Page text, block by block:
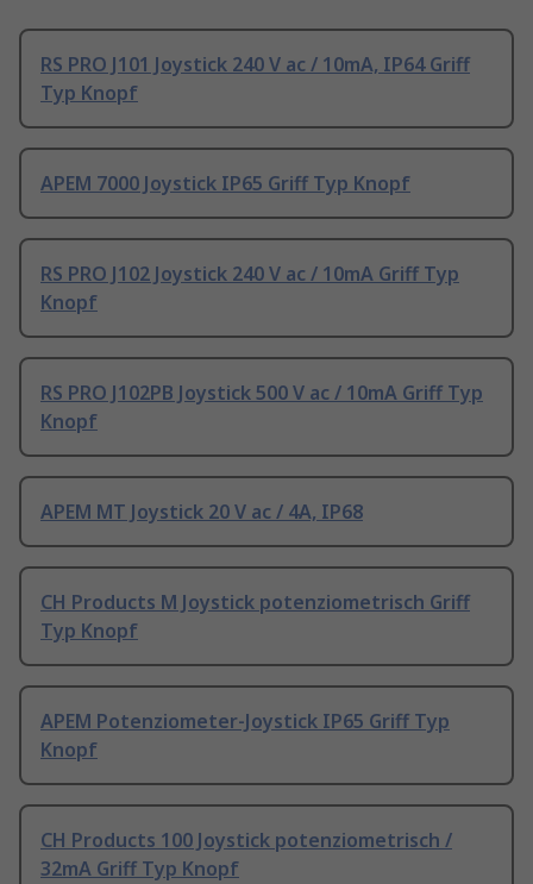
RS PRO J101 Joystick 240 V ac / 10mA, IP64 Griff
Typ Knopf
APEM 7000 Joystick IP65 Griff Typ Knopf
RS PRO J102 Joystick 240 V ac / 10mA Griff Typ
Knopf
RS PRO J102PB Joystick 500 V ac / 10mA Griff Typ
Knopf
APEM MT Joystick 20 V ac / 4A, IP68
CH Products M Joystick potenziometrisch Griff
Typ Knopf
APEM Potenziometer-Joystick IP65 Griff Typ
Knopf
CH Products 100 Joystick potenziometrisch /
32mA Griff Typ Knopf